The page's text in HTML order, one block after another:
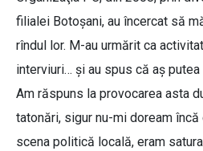
filialei Botoşani, au încercat să
rîndul lor. M-au urmărit ca
interviuri… şi au spus că aş putea
Am răspuns la provocarea asta
tatonări, sigur nu-mi doream
scena politică locală, eram